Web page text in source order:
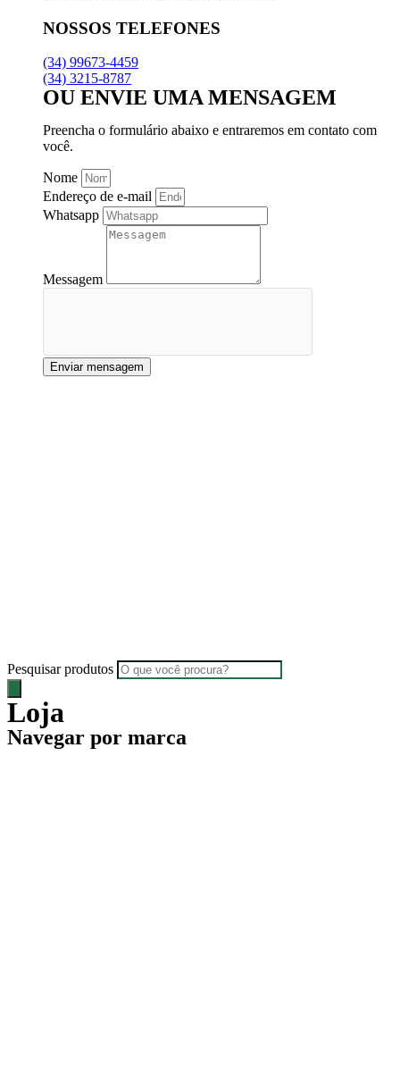
NOSSOS TELEFONES
(34) 99673-4459
(34) 3215-8787
OU ENVIE UMA MENSAGEM
Preencha o formulário abaixo e entraremos em contato com
você.
Nome
Endereço de e-mail
Whatsapp
Messagem
Enviar mensagem
Pesquisar produtos
Loja
Navegar por marca